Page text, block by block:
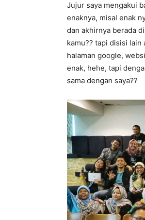
Jujur saya mengakui
enaknya, misal enak
dan akhirnya berada
kamu?? tapi disisi
halaman google,
enak, hehe, tapi
sama dengan saya??